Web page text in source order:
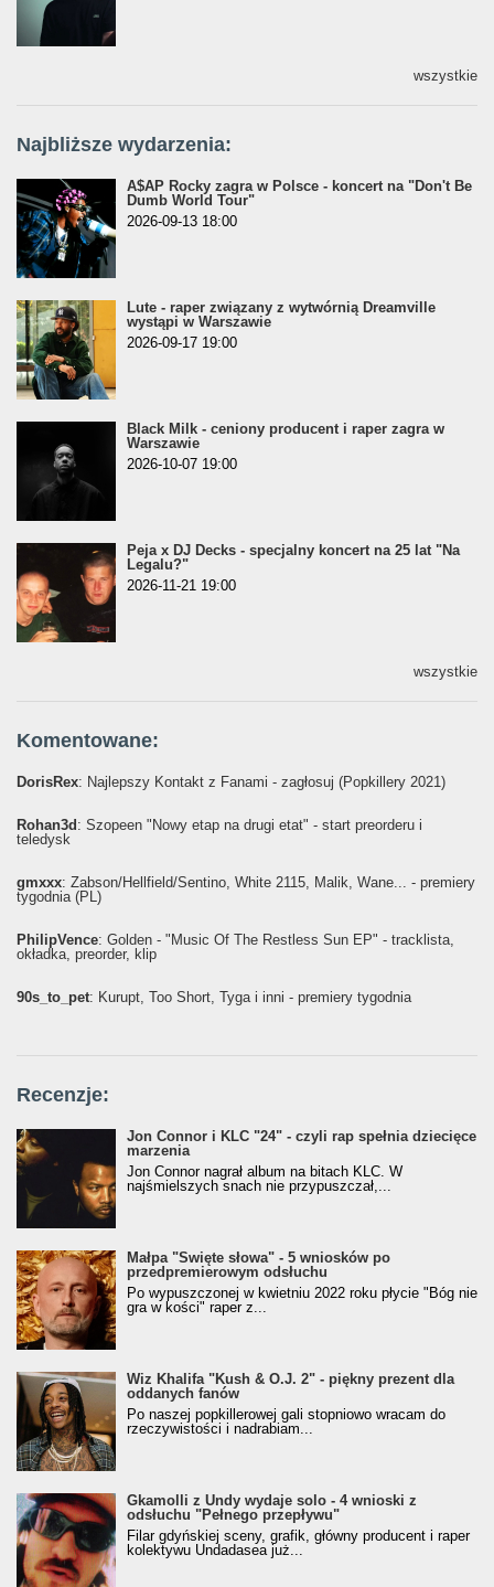
wszystkie
Najbliższe wydarzenia:
A$AP Rocky zagra w Polsce - koncert na "Don't Be
Dumb World Tour"
2026-09-13 18:00
Lute - raper związany z wytwórnią Dreamville
wystąpi w Warszawie
2026-09-17 19:00
Black Milk - ceniony producent i raper zagra w
Warszawie
2026-10-07 19:00
Peja x DJ Decks - specjalny koncert na 25 lat "Na
Legalu?"
2026-11-21 19:00
wszystkie
Komentowane:
DorisRex: Najlepszy Kontakt z Fanami - zagłosuj (Popkillery 2021)
Rohan3d : Szopeen "Nowy etap na drugi etat" - start preorderu i
teledysk
gmxxx: Żabson/Hellfield/Sentino, White 2115, Malik, Wane... - premiery
tygodnia (PL)
PhilipVence: Golden - "Music Of The Restless Sun EP" - tracklista,
okładka, preorder, klip
90s_to_pet: Kurupt, Too Short, Tyga i inni - premiery tygodnia
Recenzje:
Jon Connor i KLC "24" - czyli rap spełnia dziecięce
marzenia
Jon Connor nagrał album na bitach KLC. W
najśmielszych snach nie przypuszczał,...
Małpa "Święte słowa" - 5 wniosków po
przedpremierowym odsłuchu
Po wypuszczonej w kwietniu 2022 roku płycie "Bóg nie
gra w kości" raper z...
Wiz Khalifa "Kush & O.J. 2" - piękny prezent dla
oddanych fanów
Po naszej popkillerowej gali stopniowo wracam do
rzeczywistości i nadrabiam...
Gkamolli z Undy wydaje solo - 4 wnioski z
odsłuchu "Pełnego przepływu"
Filar gdyńskiej sceny, grafik, główny producent i raper
kolektywu Undadasea już...